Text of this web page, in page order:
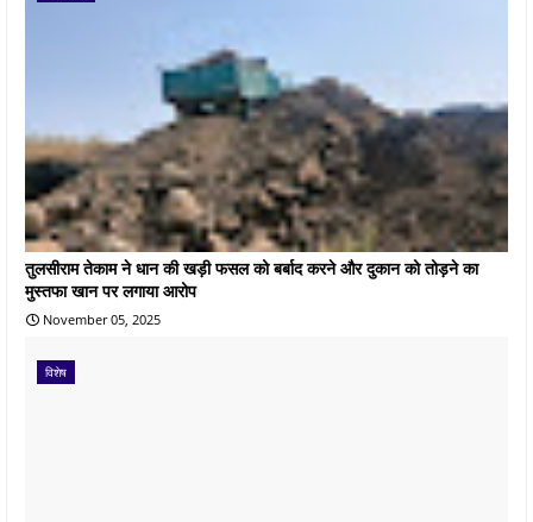
तुलसीराम तेकाम ने धान की खड़ी फसल को बर्बाद करने और दुकान को तोड़ने का
मुस्तफा खान पर लगाया आरोप
November 05, 2025
विशेष